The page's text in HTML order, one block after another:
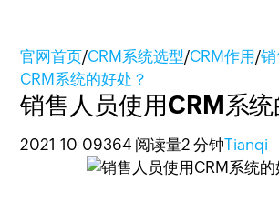
官网首页/CRM系统选型/CRM作用/
CRM系统的好处？
销售人员使用CRM系统
2021-10-09364 阅读量2 分钟Tianqi